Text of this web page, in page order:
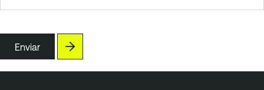
Enviar